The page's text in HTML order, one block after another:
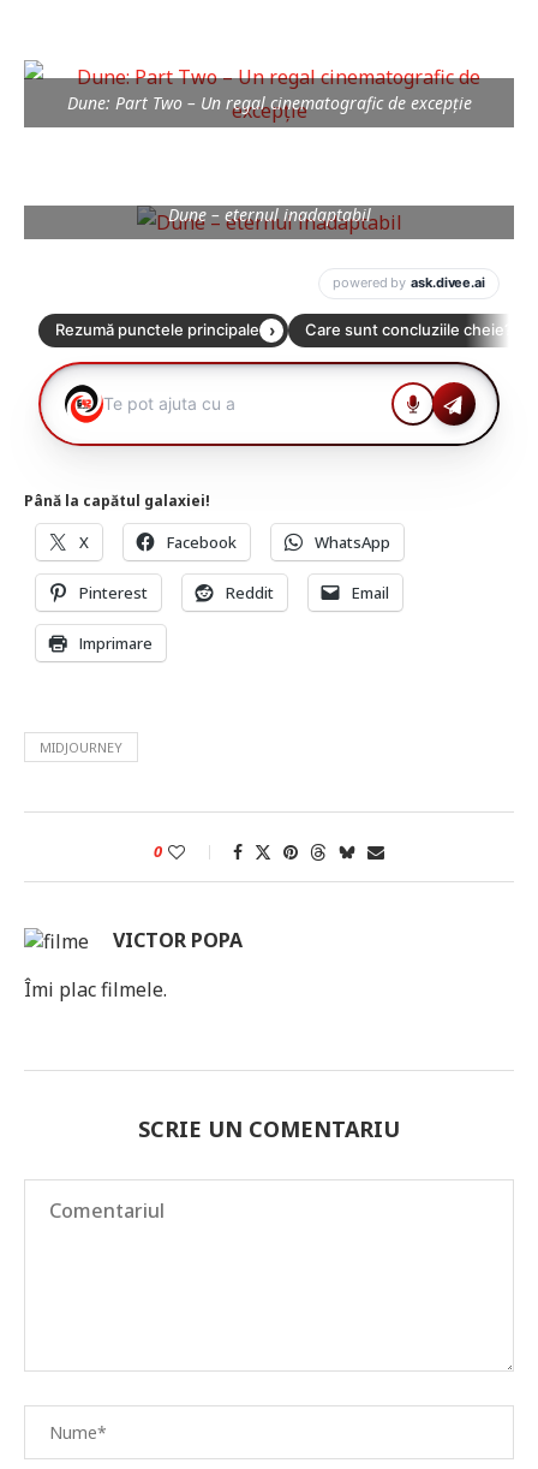
Dune: Part Two – Un regal cinematografic de excepție
Dune – eternul inadaptabil
Până la capătul galaxiei!
X Facebook WhatsApp
Pinterest Reddit Email
Imprimare
MIDJOURNEY
0
VICTOR POPA
Îmi plac filmele.
SCRIE UN COMENTARIU